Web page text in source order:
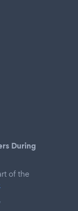
During
of the